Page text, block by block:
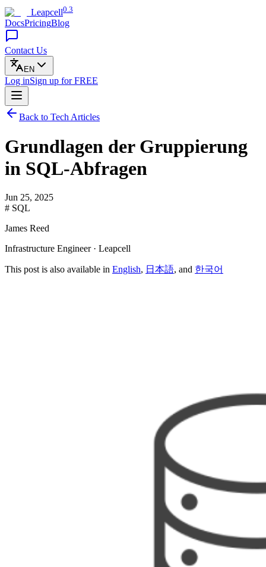
Leapcell0.3
DocsPricingBlog
Contact Us
EN
Log inSign up for FREE
Back to Tech Articles
Grundlagen der Gruppierung
in SQL-Abfragen
Jun 25, 2025
# SQL
James Reed
Infrastructure Engineer · Leapcell
This post is also available in English, 日本語, and 한국어